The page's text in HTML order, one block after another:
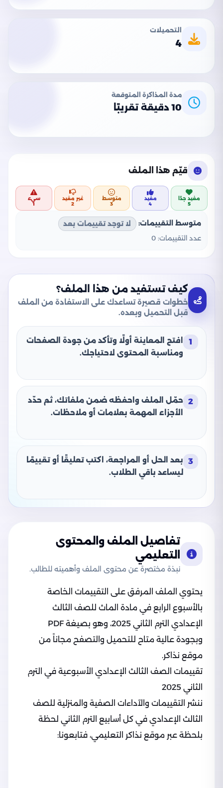
التحميلات
4
مدة المذاكرة المتوقعة
10 دقيقة تقريبًا
قيّم هذا الملف
مفيد جدًا
5
مفيد
4
متوسط
3
غير مفيد
2
سيء
1
متوسط التقييمات:
لا توجد تقييمات بعد
عدد التقييمات: 0
كيف تستفيد من هذا الملف؟
خطوات قصيرة تساعدك على الاستفادة من الملف
قبل التحميل وبعده.
1
افتح المعاينة أولًا وتأكد من جودة الصفحات
ومناسبة المحتوى لاحتياجك.
2 حمّل الملف واحفظه ضمن ملفاتك، ثم حدّد
الأجزاء المهمة بعلامات أو ملاحظات.
3
بعد الحل أو المراجعة، اكتب تعليقًا أو تقييمًا
ليساعد باقي الطلاب.
تفاصيل الملف والمحتوى
التعليمي
نبذة مختصرة عن محتوى الملف وأهميته للطالب.
يحتوي الملف المرفق على التقييمات الخاصة
بالأسبوع الرابع في مادة الماث للصف الثالث
الإعدادي الترم الثاني 2025، وهو بصيغة PDF
وبجودة عالية متاح للتحميل والتصفح مجاناً من
موقع نذاكر.
تقييمات الصف الثالث الإعدادي الأسبوعية في الترم
الثاني 2025
ننشر التقييمات والآداءات الصفية والمنزلية للصف
الثالث الإعدادي في كل أسابيع الترم الثاني لحظة
بلحظة عبر موقع نذاكر التعليمي، فتابعونا: